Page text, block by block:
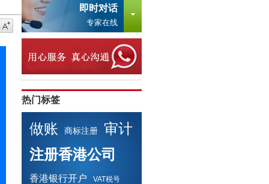
即时对话
专家在线
热门标签
做账 商标注册
审计
注册香港公司
香港银行开户 VAT税号